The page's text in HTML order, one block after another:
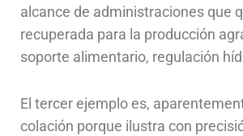
alcance de administraciones que
recuperada para la producción
soporte alimentario, regulación
El tercer ejemplo es,
colación porque ilustra con